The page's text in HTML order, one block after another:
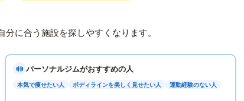
分に合う施設を探しやすくなります。
パーソナルジムがおすすめの人
本気で痩せたい人 ボディラインを美しく見せたい人 運動経験のない人